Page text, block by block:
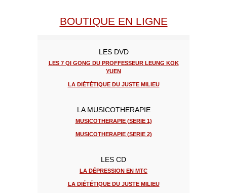
BOUTIQUE EN LIGNE
LES DVD
LES 7 QI GONG DU PROFFESSEUR LEUNG KOK
YUEN
LA DIÉTÉTIQUE DU JUSTE MILIEU
LA MUSICOTHERAPIE
MUSICOTHERAPIE (SERIE 1)
MUSICOTHERAPIE (SERIE 2)
LES CD
LA DÉPRESSION EN MTC
LA DIÉTÉTIQUE DU JUSTE MILIEU